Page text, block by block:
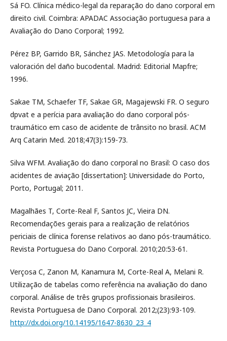
Sá FO. Clínica médico-legal da reparação do dano corporal em
direito civil. Coimbra: APADAC Associação portuguesa para a
Avaliação do Dano Corporal; 1992.
Pérez BP, Garrido BR, Sánchez JAS. Metodología para la
valoración del daño bucodental. Madrid: Editorial Mapfre;
1996.
Sakae TM, Schaefer TF, Sakae GR, Magajewski FR. O seguro
dpvat e a perícia para avaliação do dano corporal pós-
traumático em caso de acidente de trânsito no brasil. ACM
Arq Catarin Med. 2018;47(3):159-73.
Silva WFM. Avaliação do dano corporal no Brasil: O caso dos
acidentes de aviação [dissertation]: Universidade do Porto,
Porto, Portugal; 2011.
Magalhães T, Corte-Real F, Santos JC, Vieira DN.
Recomendações gerais para a realização de relatórios
periciais de clínica forense relativos ao dano pós-traumático.
Revista Portuguesa do Dano Corporal. 2010;20:53-61.
Verçosa C, Zanon M, Kanamura M, Corte-Real A, Melani R.
Utilização de tabelas como referência na avaliação do dano
corporal. Análise de três grupos profissionais brasileiros.
Revista Portuguesa de Dano Corporal. 2012;(23):93-109.
http://dx.doi.org/10.14195/1647-8630_23_4